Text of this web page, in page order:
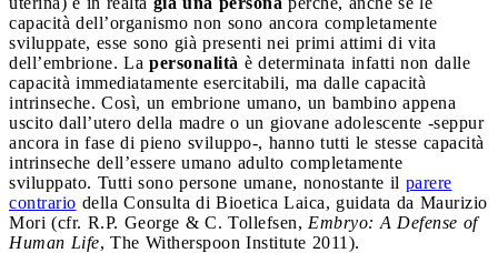
capacità dell’organismo non sono ancora completamente
sviluppate, esse sono già presenti nei primi attimi di vita
dell’embrione. La personalità è determinata infatti non dalle
capacità immediatamente esercitabili, ma dalle capacità
intrinseche. Così, un embrione umano, un bambino appena
uscito dall’utero della madre o un giovane adolescente -seppur
ancora in fase di pieno sviluppo-, hanno tutti le stesse capacità
intrinseche dell’essere umano adulto completamente
sviluppato. Tutti sono persone umane, nonostante il parere
contrario della Consulta di Bioetica Laica, guidata da Maurizio
Mori (cfr. R.P. George & C. Tollefsen, Embryo: A Defense of
Human Life, The Witherspoon Institute 2011).